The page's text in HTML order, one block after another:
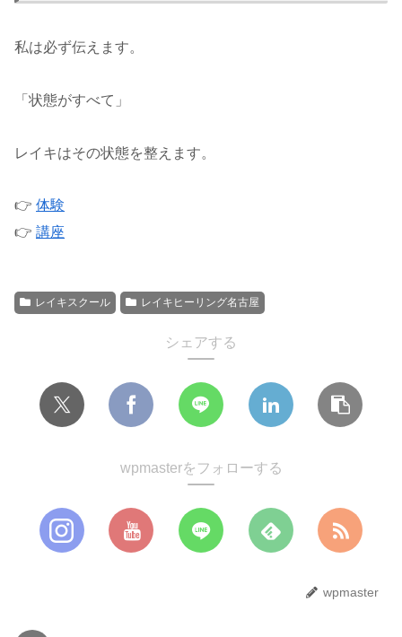
私は必ず伝えます。
「状態がすべて」
レイキはその状態を整えます。
👉 体験
👉 講座
レイキスクール レイキヒーリング名古屋
シェアする
wpmasterをフォローする
wpmaster